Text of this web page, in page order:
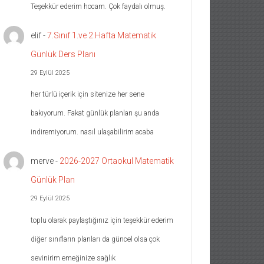
Teşekkür ederim hocam. Çok faydalı olmuş.
elif-7.Sınıf 1.ve 2.Hafta Matematik
Günlük Ders Planı
29 Eylül 2025
her türlü içerik için sitenize her sene
bakıyorum. Fakat günlük planları şu anda
indiremiyorum. nasıl ulaşabilirim acaba
merve- 2026-2027 Ortaokul Matematik
Günlük Plan
29 Eylül 2025
toplu olarak paylaştığınız için teşekkür ederim
diğer sınıfların planları da güncel olsa çok
sevinirim emeğinize sağlık